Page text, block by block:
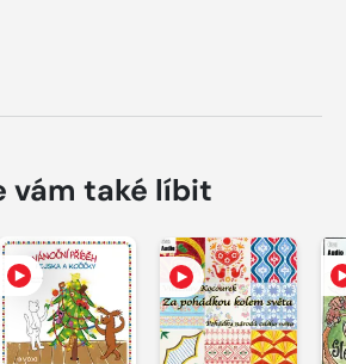
vám také líbit